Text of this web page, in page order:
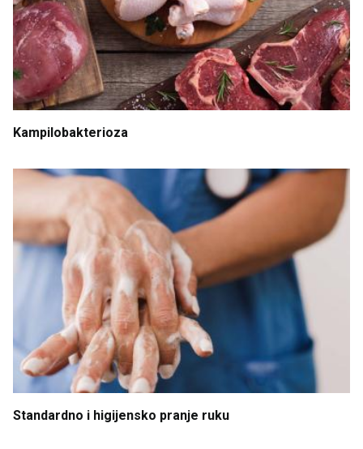
Kampilobakterioza
Standardno i higijensko pranje ruku